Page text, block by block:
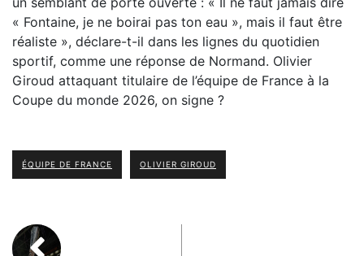
« Fontaine, je ne boirai pas ton eau », mais il faut être
réaliste », déclare-t-il dans les lignes du quotidien
sportif, comme une réponse de Normand. Olivier
Giroud attaquant titulaire de l’équipe de France à la
Coupe du monde 2026, on signe ?
ÉQUIPE DE FRANCE OLIVIER GIROUD